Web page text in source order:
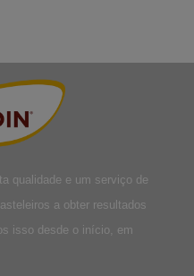
qualidade e um serviço de
a obter resultados
isso desde o início, em